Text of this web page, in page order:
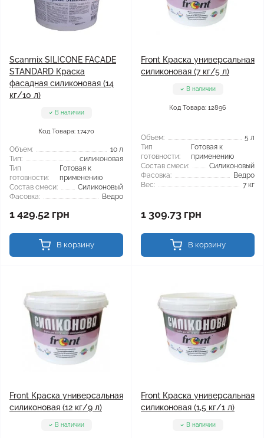
Scanmix SILICONE FACADE
STANDARD Краска
фасадная силиконовая (14
кг/10 л)
В наличии
Код Товара: 17470
Объем:
10 л
Тип:
силиконовая
Тип
готовности:
Готовая к
применению
Состав смеси:
Силиконовый
Фасовка:
Ведро
1 429.52 грн
В корзину
Front Краска универсальная
силиконовая (7 кг/5 л)
В наличии
Код Товара: 12896
Объем:
5 л
Тип
готовности:
Готовая к
применению
Состав смеси:
Силиконовый
Фасовка:
Ведро
Вес:
7 кг
1 309.73 грн
В корзину
Front Краска универсальная
силиконовая (12 кг/9 л)
В наличии
Front Краска универсальная
силиконовая (1,5 кг/1 л)
В наличии